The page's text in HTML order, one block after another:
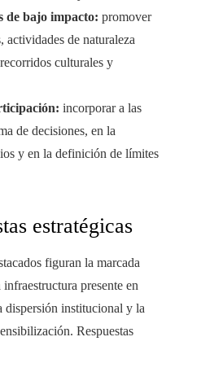
de bajo impacto: promover
actividades de naturaleza
culturales y
incorporar a las
de decisiones, en la
y en la definición de límites
estratégicas
figuran la marcada
presente en
dispersión institucional y la
Respuestas